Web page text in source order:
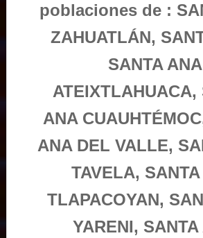
poblaciones de :
ZAHUATLÁN,
SANTA ANA
ATEIXTLAHUACA,
ANA
ANA DEL VALLE,
TAVELA,
TLAPACOYAN,
YARENI, SANTA